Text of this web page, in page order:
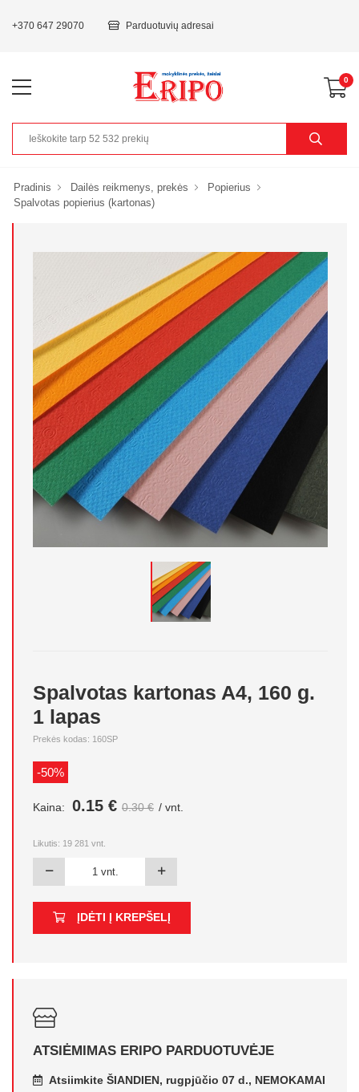
+370 647 29070 Parduotuvių adresai
0
Pradinis Dailės reikmenys, prekės
Popierius
Spalvotas popierius (kartonas)
Spalvotas kartonas A4, 160 g.
1 lapas
Prekės kodas: 160SP
-50%
Kaina: 0.15 € 0.30 € / vnt.
Likutis: 19 281 vnt.
ĮDĖTI Į KREPŠELĮ
ATSIĖMIMAS ERIPO PARDUOTUVĖJE
Atsiimkite ŠIANDIEN, rugpjūčio 07 d., NEMOKAMAI